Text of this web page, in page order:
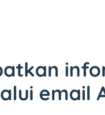
email